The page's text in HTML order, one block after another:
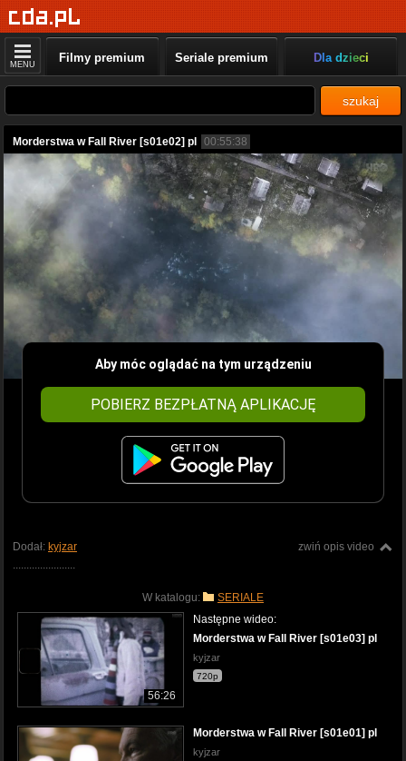
MENU Filmy premium Seriale premium Dla dzieci
szukaj
Morderstwa w Fall River [s01e02] pl 00:55:38
Aby móc oglądać na tym urządzeniu
POBIERZ BEZPŁATNĄ APLIKACJĘ
zwiń opis video
Dodał: kyjzar
W katalogu: SERIALE
56:26
Następne wideo:
Morderstwa w Fall River [s01e03] pl
kyjzar
720p
Morderstwa w Fall River [s01e01] pl
kyjzar